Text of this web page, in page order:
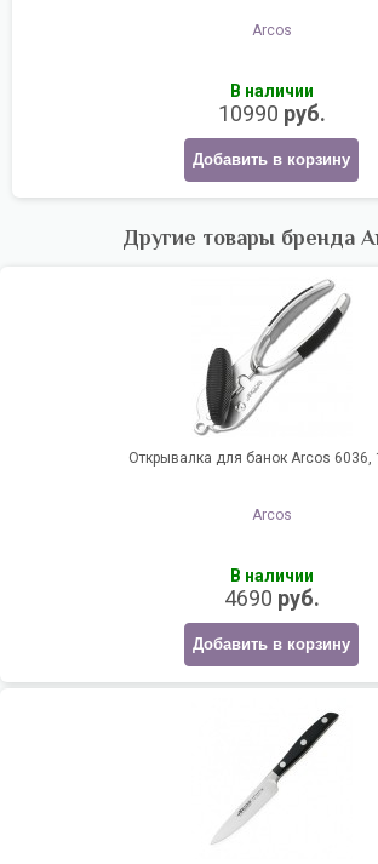
Arcos
В наличии
10990 руб.
Добавить в корзину
Другие товары бренда
Открывалка для банок Arcos 6036,
Arcos
В наличии
4690 руб.
Добавить в корзину